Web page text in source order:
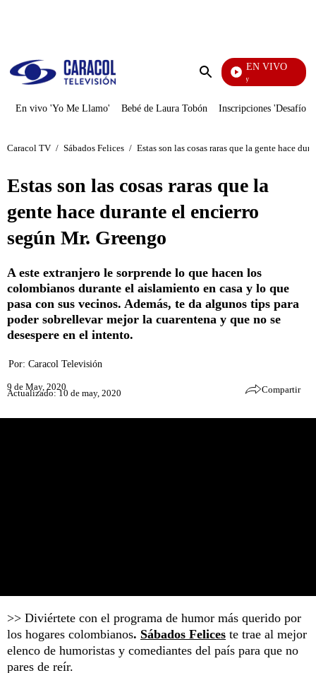
Enviar
EN VIVO
La Finca De Hoy
En vivo 'Yo Me Llamo' Bebé de Laura Tobón Inscripciones 'Desafío'
Caracol TV / Sábados Felices / Estas son las cosas raras que la gente hace
Estas son las cosas raras que la
gente hace durante el encierro
según Mr. Greengo
A este extranjero le sorprende lo que hacen los
colombianos durante el aislamiento en casa y lo que
pasa con sus vecinos. Además, te da algunos tips para
poder sobrellevar mejor la cuarentena y que no se
desespere en el intento.
Por: Caracol Televisión
9 de May, 2020
Actualizado: 10 de may, 2020 Compartir
>> Diviértete con el programa de humor más querido por
los hogares colombianos. Sábados Felices te trae al mejor
elenco de humoristas y comediantes del país para que no
pares de reír.